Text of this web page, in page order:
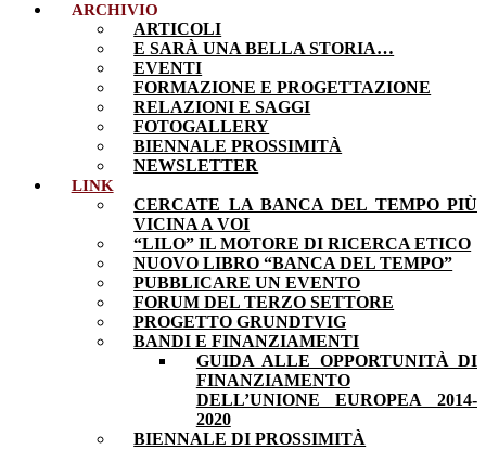
ARCHIVIO
ARTICOLI
E SARÀ UNA BELLA STORIA…
EVENTI
FORMAZIONE E PROGETTAZIONE
RELAZIONI E SAGGI
FOTOGALLERY
BIENNALE PROSSIMITÀ
NEWSLETTER
LINK
CERCATE LA BANCA DEL TEMPO PIÙ
VICINA A VOI
“LILO” IL MOTORE DI RICERCA ETICO
NUOVO LIBRO “BANCA DEL TEMPO”
PUBBLICARE UN EVENTO
FORUM DEL TERZO SETTORE
PROGETTO GRUNDTVIG
BANDI E FINANZIAMENTI
GUIDA ALLE OPPORTUNITÀ DI
FINANZIAMENTO
DELL’UNIONE EUROPEA 2014-
2020
BIENNALE DI PROSSIMITÀ